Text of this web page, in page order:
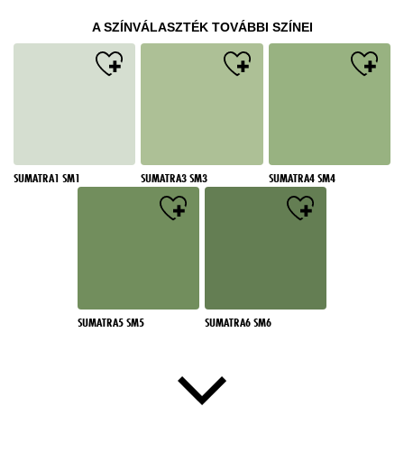
A SZÍNVÁLASZTÉK TOVÁBBI SZÍNEI
SUMATRA1 SM1 SUMATRA3 SM3 SUMATRA4 SM4
SUMATRA5 SM5 SUMATRA6 SM6